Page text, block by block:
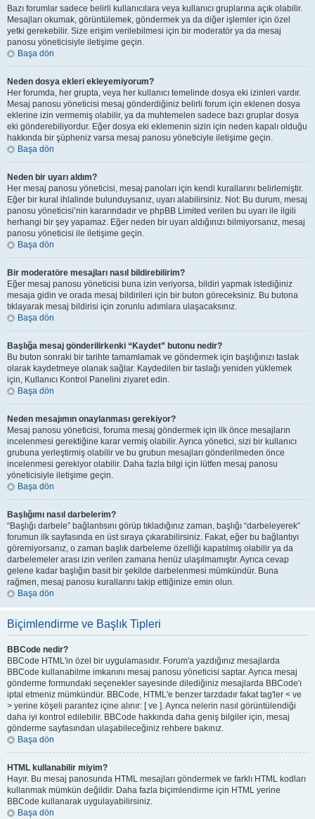
Bazı forumlar sadece belirli kullanıcılara veya kullanıcı gruplarına açık olabilir.
Mesajları okumak, görüntülemek, göndermek ya da diğer işlemler için özel
yetki gerekebilir. Size erişim verilebilmesi için bir moderatör ya da mesaj
panosu yöneticisiyle iletişime geçin.
Başa dön
Neden dosya ekleri ekleyemiyorum?
Her forumda, her grupta, veya her kullanıcı temelinde dosya eki izinleri vardır.
Mesaj panosu yöneticisi mesaj gönderdiğiniz belirli forum için eklenen dosya
eklerine izin vermemiş olabilir, ya da muhtemelen sadece bazı gruplar dosya
eki gönderebiliyordur. Eğer dosya eki eklemenin sizin için neden kapalı olduğu
hakkında bir şüpheniz varsa mesaj panosu yöneticiyle iletişime geçin.
Başa dön
Neden bir uyarı aldım?
Her mesaj panosu yöneticisi, mesaj panoları için kendi kurallarını belirlemiştir.
Eğer bir kural ihlalinde bulunduysanız, uyarı alabilirsiniz. Not: Bu durum, mesaj
panosu yöneticisi’nin kararındadır ve phpBB Limited verilen bu uyarı ile ilgili
herhangi bir şey yapamaz. Eğer neden bir uyarı aldığınızı bilmiyorsanız, mesaj
panosu yöneticisi ile iletişime geçin.
Başa dön
Bir moderatöre mesajları nasıl bildirebilirim?
Eğer mesaj panosu yöneticisi buna izin veriyorsa, bildiri yapmak istediğiniz
mesaja gidin ve orada mesaj bildirileri için bir buton göreceksiniz. Bu butona
tıklayarak mesaj bildirisi için zorunlu adımlara ulaşacaksınız.
Başa dön
Başlığa mesaj gönderilirkenki “Kaydet” butonu nedir?
Bu buton sonraki bir tarihte tamamlamak ve göndermek için başlığınızı taslak
olarak kaydetmeye olanak sağlar. Kaydedilen bir taslağı yeniden yüklemek
için, Kullanıcı Kontrol Panelini ziyaret edin.
Başa dön
Neden mesajımın onaylanması gerekiyor?
Mesaj panosu yöneticisi, foruma mesaj göndermek için ilk önce mesajların
incelenmesi gerektiğine karar vermiş olabilir. Ayrıca yönetici, sizi bir kullanıcı
grubuna yerleştirmiş olabilir ve bu grubun mesajları gönderilmeden önce
incelenmesi gerekiyor olabilir. Daha fazla bilgi için lütfen mesaj panosu
yöneticisiyle iletişime geçin.
Başa dön
Başlığımı nasıl darbelerim?
“Başlığı darbele” bağlantısını görüp tıkladığınız zaman, başlığı “darbeleyerek”
forumun ilk sayfasında en üst sıraya çıkarabilirsiniz. Fakat, eğer bu bağlantıyı
göremiyorsanız, o zaman başlık darbeleme özelliği kapatılmış olabilir ya da
darbelemeler arası izin verilen zamana henüz ulaşılmamıştır. Ayrıca cevap
gelene kadar başlığın basit bir şekilde darbelenmesi mümkündür. Buna
rağmen, mesaj panosu kurallarını takip ettiğinize emin olun.
Başa dön
Biçimlendirme ve Başlık Tipleri
BBCode nedir?
BBCode HTML'in özel bir uygulamasıdır. Forum'a yazdığınız mesajlarda
BBCode kullanabilme imkanını mesaj panosu yöneticisi saptar. Ayrıca mesaj
gönderme formundaki seçenekler sayesinde dilediğiniz mesajlarda BBCode'ı
iptal etmeniz mümkündür. BBCode, HTML'e benzer tarzdadır fakat tag'ler < ve
> yerine köşeli parantez içine alınır: [ ve ]. Ayrıca nelerin nasıl görüntülendiği
daha iyi kontrol edilebilir. BBCode hakkında daha geniş bilgiler için, mesaj
gönderme sayfasından ulaşabileceğiniz rehbere bakınız.
Başa dön
HTML kullanabilir miyim?
Hayır. Bu mesaj panosunda HTML mesajları göndermek ve farklı HTML kodları
kullanmak mümkün değildir. Daha fazla biçimlendirme için HTML yerine
BBCode kullanarak uygulayabilirsiniz.
Başa dön